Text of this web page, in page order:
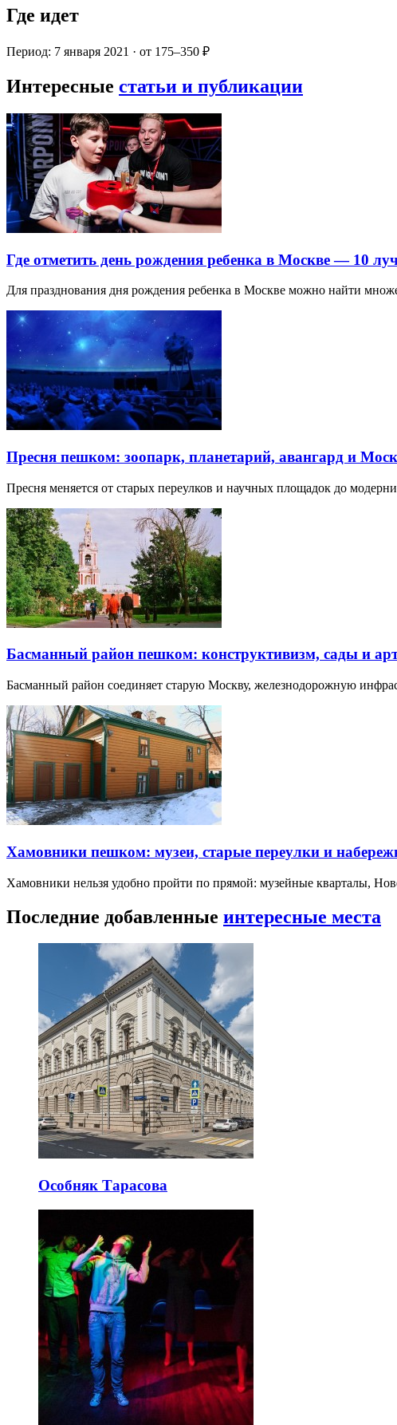
Где идет
Период: 7 января 2021 · от 175–350 ₽
Интересные статьи и публикации
Где отметить день рождения ребенка в Москве — 10
Для празднования дня рождения ребенка в Москве можно найти
Пресня пешком: зоопарк, планетарий, авангард и
Пресня меняется от старых переулков и научных площадок до
Басманный район пешком: конструктивизм, сады и
Басманный район соединяет старую Москву, железнодорожную
Хамовники пешком: музеи, старые переулки и
Хамовники нельзя удобно пройти по прямой: музейные кварталы,
Последние добавленные интересные места
Особняк Тарасова